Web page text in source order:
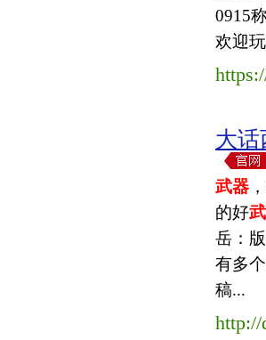
0915
欢迎
大话
武器
的好
岳：
有多
稿...
http://